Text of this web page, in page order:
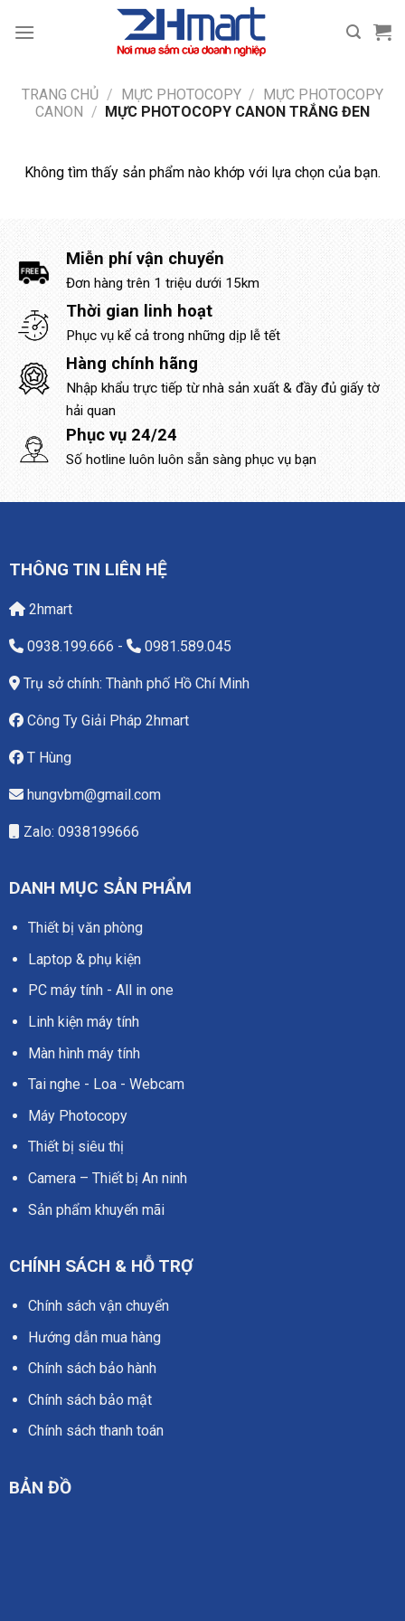
qua
TRANG CHỦ / MỰC PHOTOCOPY / MỰC PHOTOCOPY
CANON / MỰC PHOTOCOPY CANON TRẮNG ĐEN
Không tìm thấy sản phẩm nào khớp với lựa chọn của bạn.
Miễn phí vận chuyển
Đơn hàng trên 1 triệu dưới 15km
Thời gian linh hoạt
Phục vụ kể cả trong những dịp lễ tết
Hàng chính hãng
Nhập khẩu trực tiếp từ nhà sản xuất & đầy đủ giấy tờ
hải quan
Phục vụ 24/24
Số hotline luôn luôn sẵn sàng phục vụ bạn
THÔNG TIN LIÊN HỆ
2hmart
0938.199.666 - 0981.589.045
Trụ sở chính: Thành phố Hồ Chí Minh
Công Ty Giải Pháp 2hmart
T Hùng
hungvbm@gmail.com
Zalo: 0938199666
DANH MỤC SẢN PHẨM
Thiết bị văn phòng
Laptop & phụ kiện
PC máy tính - All in one
Linh kiện máy tính
Màn hình máy tính
Tai nghe - Loa - Webcam
Máy Photocopy
Thiết bị siêu thị
Camera – Thiết bị An ninh
Sản phẩm khuyến mãi
CHÍNH SÁCH & HỖ TRỢ
Chính sách vận chuyển
Hướng dẫn mua hàng
Chính sách bảo hành
Chính sách bảo mật
Chính sách thanh toán
BẢN ĐỒ